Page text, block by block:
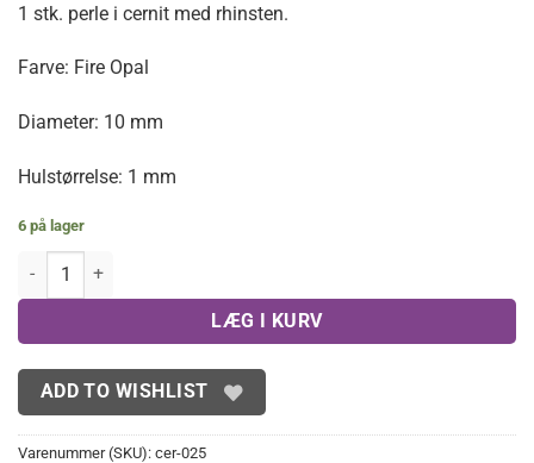
pris
var:
5,00 kr..
pris
1 stk. perle i cernit med rhinsten.
Farve: Fire Opal
Diameter: 10 mm
Hulstørrelse: 1 mm
6 på lager
10 mm Fire Opal Perle i cernit med rhinsten antal
LÆG I KURV
ADD TO WISHLIST
Varenummer (SKU): cer-025